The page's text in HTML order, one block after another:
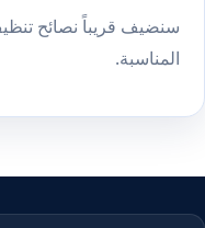
سنضيف قريباً نصائح
المناسبة.